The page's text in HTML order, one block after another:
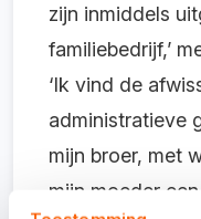
zijn inmiddels
familiebedrijf,’
‘Ik vind de
administratieve
mijn broer, met
mijn moeder